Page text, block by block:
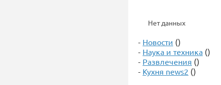
Нет данных
- Новости ()
- Наука и техника ()
- Развлечения ()
- Кухня news2 ()